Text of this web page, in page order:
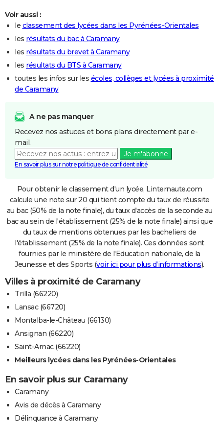
Voir aussi :
le classement des lycées dans les Pyrénées-Orientales
les résultats du bac à Caramany
les résultats du brevet à Caramany
les résultats du BTS à Caramany
toutes les infos sur les écoles, collèges et lycées à proximité
de Caramany
A ne pas manquer
Recevez nos astuces et bons plans directement par e-
mail.
Je m'abonne
En savoir plus sur notre politique de confidentialité
Pour obtenir le classement d'un lycée, Linternaute.com
calcule une note sur 20 qui tient compte du taux de réussite
au bac (50% de la note finale), du taux d'accès de la seconde au
bac au sein de l'établissement (25% de la note finale) ainsi que
du taux de mentions obtenues par les bacheliers de
l'établissement (25% de la note finale). Ces données sont
fournies par le ministère de l'Education nationale, de la
Jeunesse et des Sports (voir ici pour plus d'informations).
Villes à proximité de Caramany
Trilla (66220)
Lansac (66720)
Montalba-le-Château (66130)
Ansignan (66220)
Saint-Arnac (66220)
Meilleurs lycées dans les Pyrénées-Orientales
En savoir plus sur Caramany
Caramany
Avis de décès à Caramany
Délinquance à Caramany